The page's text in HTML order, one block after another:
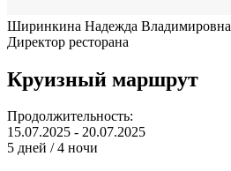
Ширинкина Надежда Владимировна
Директор ресторана
Круизный маршрут
Продолжительность:
15.07.2025 - 20.07.2025
5 дней / 4 ночи